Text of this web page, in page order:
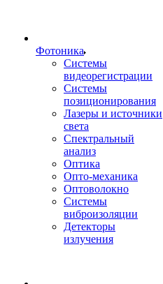
Фотоника
Cистемы
видеорегистрации
Системы
позиционирования
Лазеры и источники
света
Спектральный
анализ
Оптика
Опто-механика
Оптоволокно
Системы
виброизоляции
Детекторы
излучения